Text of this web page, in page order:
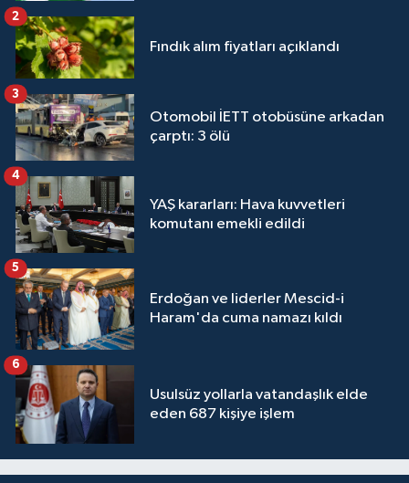
Fındık alım fiyatları açıklandı
2
Otomobil İETT otobüsüne arkadan
çarptı: 3 ölü
3
YAŞ kararları: Hava kuvvetleri
komutanı emekli edildi
4
Erdoğan ve liderler Mescid-i
Haram'da cuma namazı kıldı
5
Usulsüz yollarla vatandaşlık elde
eden 687 kişiye işlem
6